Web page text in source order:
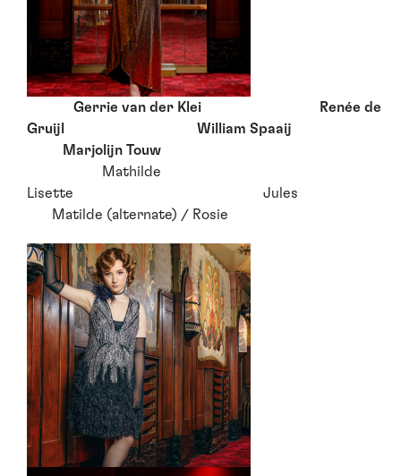
Gerrie van der Klei Renée de
Gruijl William Spaaij
Marjolijn Touw
Mathilde
Lisette Jules
Matilde (alternate) / Rosie